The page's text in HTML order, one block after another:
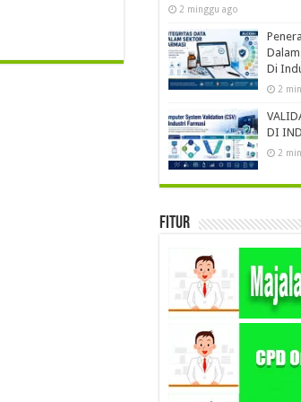
2 minggu ago
Di
2
DI
2
Fitur